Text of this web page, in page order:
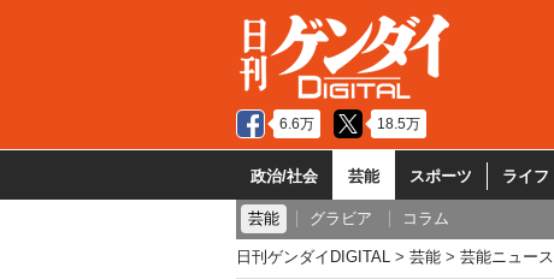
6.6万 18.5万
政治/社会 芸能 スポーツ ライフ
芸能 グラビア コラム
日刊ゲンダイDIGITAL 芸能 芸能ニュース